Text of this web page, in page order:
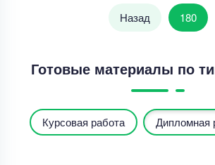
Назад 180
Готовые материалы по
Курсовая работа Дипломная